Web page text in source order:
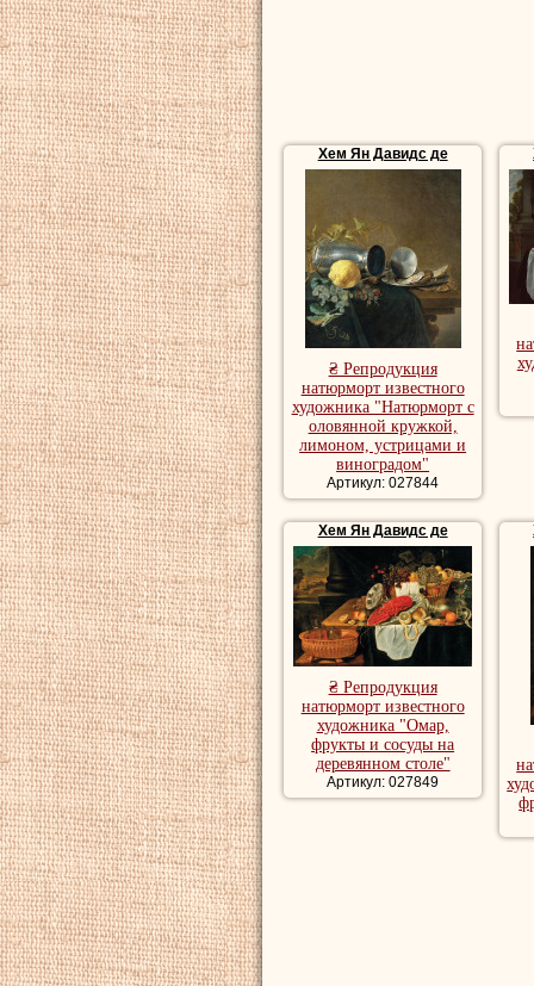
Хем Ян Давидс де
₴ Репродукция
натюрморт известного
художника "Натюрморт с
оловянной кружкой,
лимоном, устрицами и
виноградом"
Артикул: 027844
Хем Ян Давидс де
₴ Репродукция
натюрморт известного
художника "Омар,
фрукты и сосуды на
деревянном столе"
Артикул: 027849